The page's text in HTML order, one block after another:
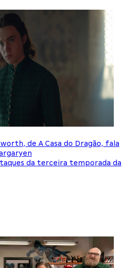
de A Casa do Dragão, fala
da terceira temporada da